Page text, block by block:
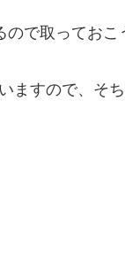
で取ってお
ますので、そ